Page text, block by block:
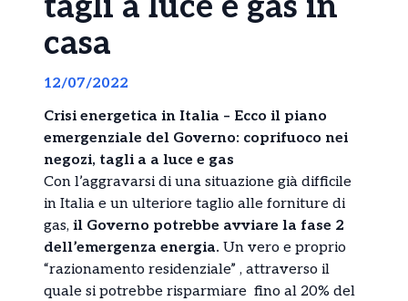
casa
12/07/2022
Crisi energetica in Italia – Ecco il piano
emergenziale del Governo: coprifuoco nei
negozi, tagli a a luce e gas
Con l’aggravarsi di una situazione già difficile
in Italia e un ulteriore taglio alle forniture di
gas, il Governo potrebbe avviare la fase 2
dell’emergenza energia. Un vero e proprio
“razionamento residenziale” , attraverso il
quale si potrebbe risparmiare fino al 20% del